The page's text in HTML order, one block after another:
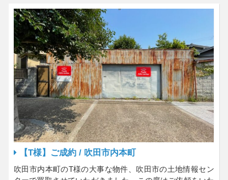
【T様】ご成約 / 吹田市内本町
吹田市内本町のT様の大事な物件、吹田市の土地情報セン